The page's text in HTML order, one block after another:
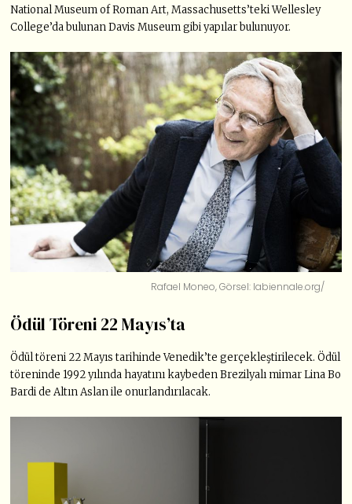
National Museum of Roman Art, Massachusetts’teki Wellesley
College’da bulunan Davis Museum gibi yapılar bulunuyor.
Rafael Moneo, Görsel: labiennale.org/
Ödül Töreni 22 Mayıs’ta
Ödül töreni 22 Mayıs tarihinde Venedik’te gerçekleştirilecek. Ödül
töreninde 1992 yılında hayatını kaybeden Brezilyalı mimar Lina Bo
Bardi de Altın Aslan ile onurlandırılacak.